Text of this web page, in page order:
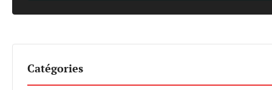
Catégories